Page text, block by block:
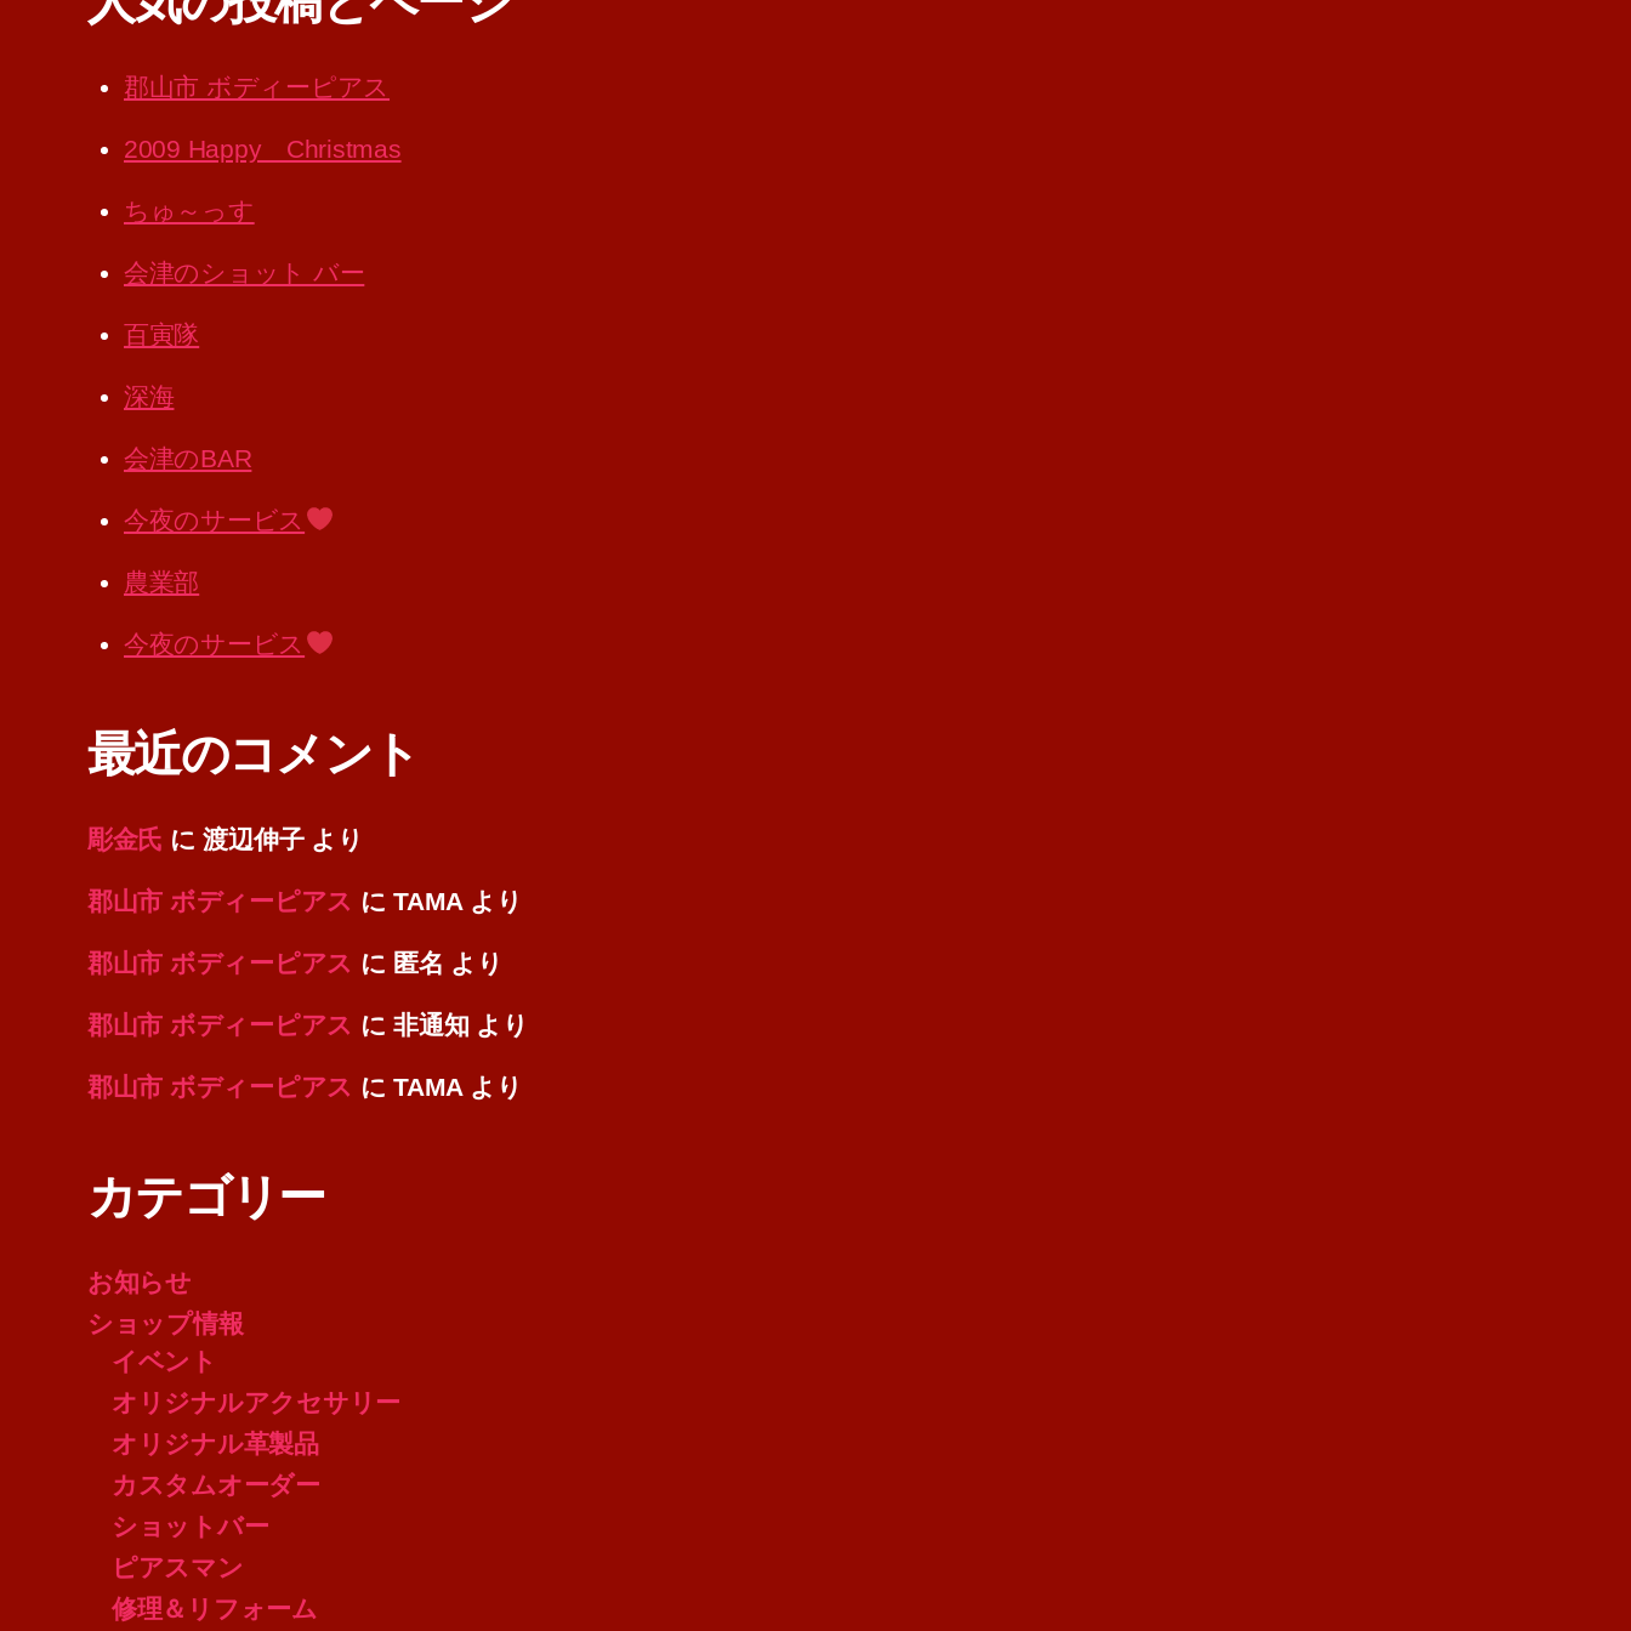
郡山市 ボディーピアス
2009 Happy Christmas
ちゅ～っす
会津のショット バー
百寅隊
深海
会津のBAR
今夜のサービス
農業部
今夜のサービス
最近のコメント
彫金氏 に渡辺伸子より
郡山市 ボディーピアス にTAMA より
郡山市 ボディーピアス に 匿名 より
郡山市 ボディーピアス に非通知 より
郡山市 ボディーピアス にTAMA より
カテゴリー
お知らせ
ショップ情報
イベント
オリジナルアクセサリー
オリジナル革製品
カスタムオーダー
ショットバー
ピアスマン
修理＆リフォーム